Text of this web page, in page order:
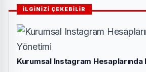
İLGİNİZİ ÇEKEBİLİR
Kurumsal Instagram Hesaplarında